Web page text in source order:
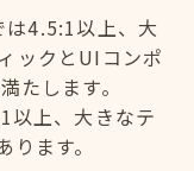
は4.5:1以上、大
ックとUIコンポ
たします。
以上、大きなテ
ます。